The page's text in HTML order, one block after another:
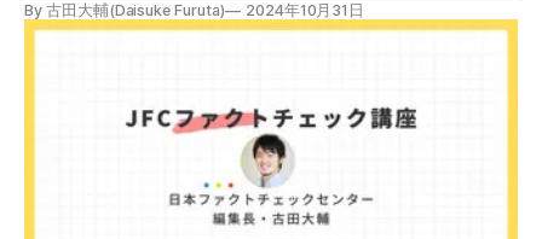
認定バッジと教室や職場などで利用可能な教材を提供しま
ファクトチェックセンター（JFC）による講師養成講座で
す。 講師養成講座（オンラインで90分）を受講いただいた
後、修了課題を提出された方には、教室や職場などで利用可
能な教材の提... powered by Peatix : More than a
By 古田大輔(Daisuke Furuta) 2024年10月31日